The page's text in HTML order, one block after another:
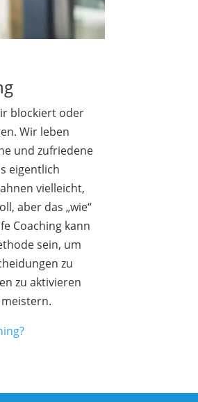
blockiert oder
Wir leben
und zufriedene
eigentlich
vielleicht,
aber das „wie“
Coaching kann
sein, um
zu
zu aktivieren